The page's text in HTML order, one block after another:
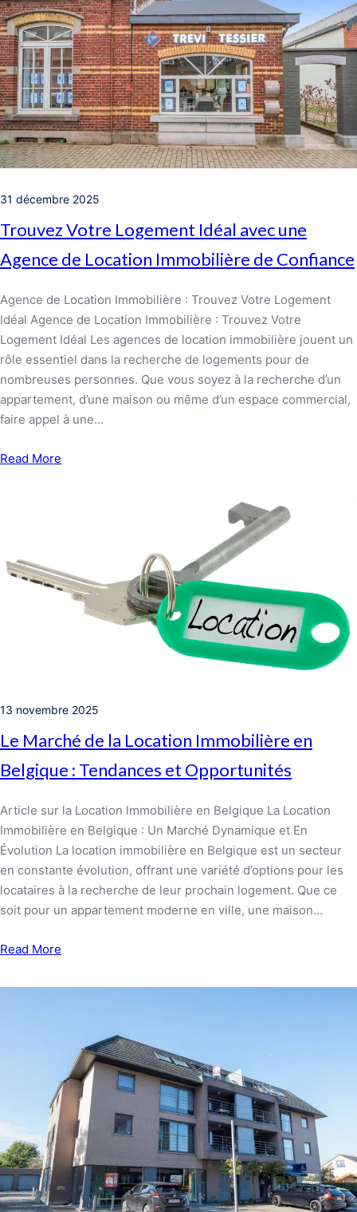
31 décembre 2025
Trouvez Votre Logement Idéal avec une
Agence de Location Immobilière de Confiance
Agence de Location Immobilière : Trouvez Votre Logement
Idéal Agence de Location Immobilière : Trouvez Votre
Logement Idéal Les agences de location immobilière jouent un
rôle essentiel dans la recherche de logements pour de
nombreuses personnes. Que vous soyez à la recherche d’un
appartement, d’une maison ou même d’un espace commercial,
faire appel à une…
Read More
13 novembre 2025
Le Marché de la Location Immobilière en
Belgique : Tendances et Opportunités
Article sur la Location Immobilière en Belgique La Location
Immobilière en Belgique : Un Marché Dynamique et En
Évolution La location immobilière en Belgique est un secteur
en constante évolution, offrant une variété d’options pour les
locataires à la recherche de leur prochain logement. Que ce
soit pour un appartement moderne en ville, une maison…
Read More